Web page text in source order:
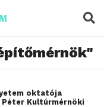
oktatója
Kultúrmérnöki